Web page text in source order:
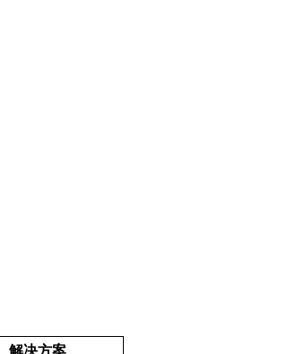
解决方案